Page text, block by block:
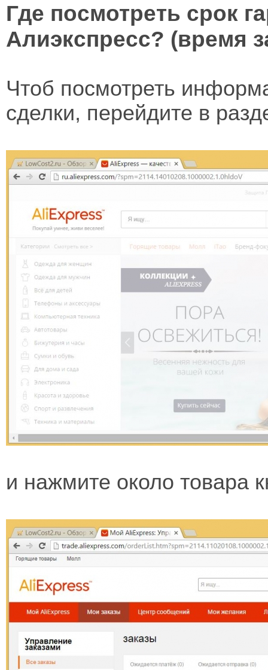
Где посмотреть срок
Алиэкспресс? (время
Чтоб посмотреть
сделки, перейдите в
и нажмите около товара